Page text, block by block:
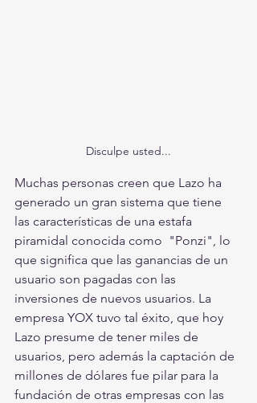
Disculpe usted...
Muchas personas creen que Lazo ha
generado un gran sistema que tiene
las características de una estafa
piramidal conocida como  "Ponzi", lo
que significa que las ganancias de un
usuario son pagadas con las
inversiones de nuevos usuarios. La
empresa YOX tuvo tal éxito, que hoy
Lazo presume de tener miles de
usuarios, pero además la captación de
millones de dólares fue pilar para la
fundación de otras empresas con las